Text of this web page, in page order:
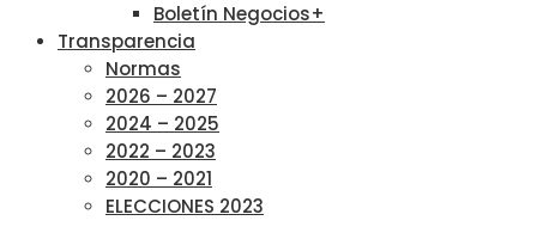
Boletín Negocios+
Transparencia
Normas
2026 – 2027
2024 – 2025
2022 – 2023
2020 – 2021
ELECCIONES 2023